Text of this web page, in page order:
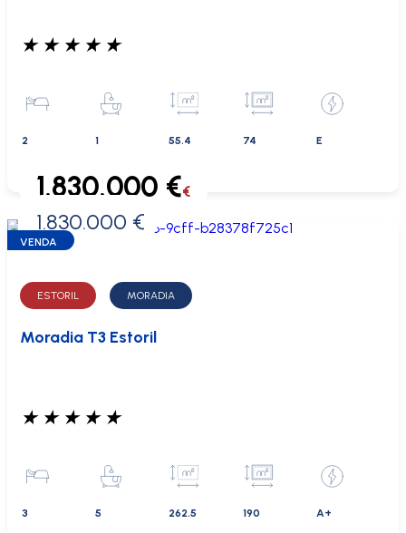
★ ★ ★ ★ ★
2 1 55.4 74 E
0 €
1.830.000 €€
1.830.000 €
VENDA
ESTORIL MORADIA
Moradia T3 Estoril
★ ★ ★ ★ ★
3 5 262.5 190 A+